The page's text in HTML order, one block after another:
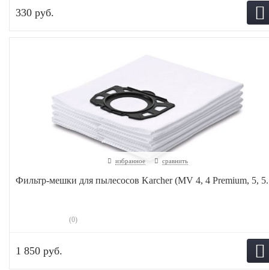
330 руб.
избранное сравнить
Фильтр-мешки для пылесосов Karcher (MV 4, 4 Premium, 5,
(0)
1 850 руб.